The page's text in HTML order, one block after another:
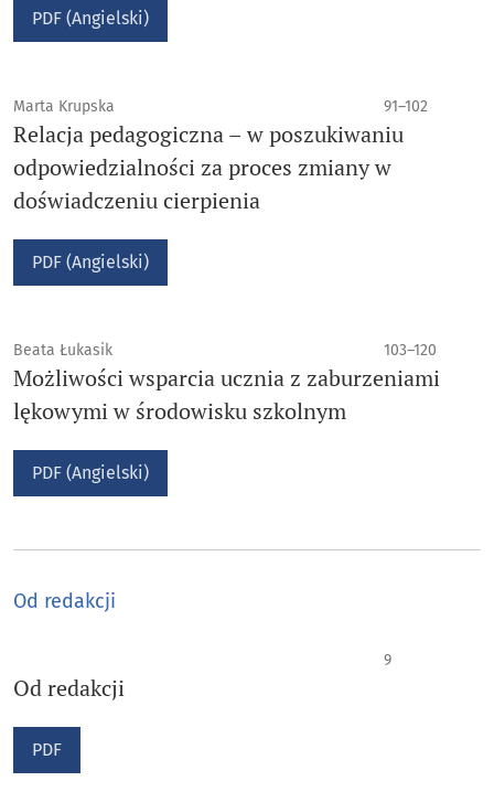
PDF (Angielski)
Marta Krupska 91–102
Relacja pedagogiczna – w poszukiwaniu
odpowiedzialności za proces zmiany w
doświadczeniu cierpienia
PDF (Angielski)
Beata Łukasik 103–120
Możliwości wsparcia ucznia z zaburzeniami
lękowymi w środowisku szkolnym
PDF (Angielski)
Od redakcji
9
Od redakcji
PDF